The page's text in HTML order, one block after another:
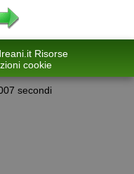
Risorse
cookie
secondi